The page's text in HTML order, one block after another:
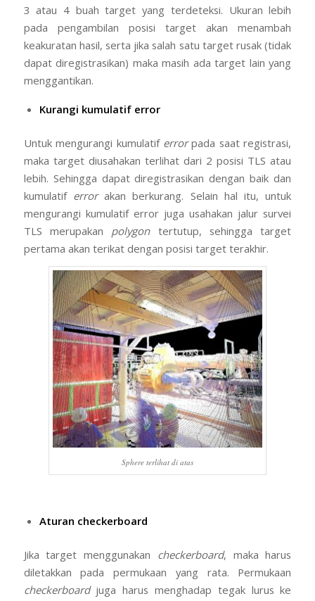
3 atau 4 buah target yang terdeteksi. Ukuran lebih
pada pengambilan posisi target akan menambah
keakuratan hasil, serta jika salah satu target rusak (tidak
dapat diregistrasikan) maka masih ada target lain yang
menggantikan.
Kurangi kumulatif error
Untuk mengurangi kumulatif errorpada saat registrasi,
maka target diusahakan terlihat dari 2 posisi TLS atau
lebih. Sehingga dapat diregistrasikan dengan baik dan
kumulatif errorakan berkurang. Selain hal itu, untuk
mengurangi kumulatif error juga usahakan jalur survei
TLS merupakan polygontertutup, sehingga target
pertama akan terikat dengan posisi target terakhir.
Sphere terlihat di atas
Aturan checkerboard
Jika target menggunakan checkerboard, maka harus
diletakkan pada permukaan yang rata. Permukaan
checkerboardjuga harus menghadap tegak lurus ke